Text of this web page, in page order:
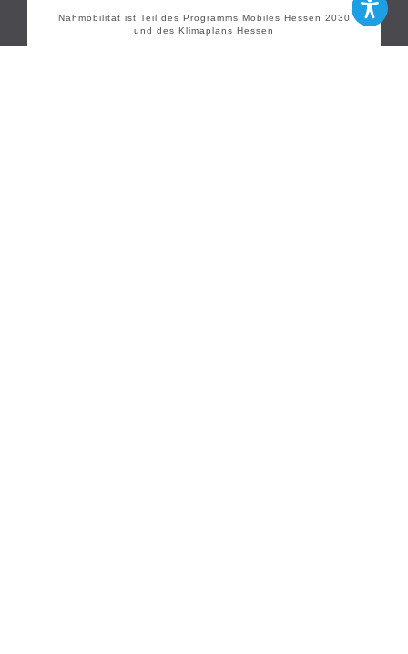
Nahmobilität ist Teil des Programms Mobiles Hessen 2030
und des Klimaplans Hessen